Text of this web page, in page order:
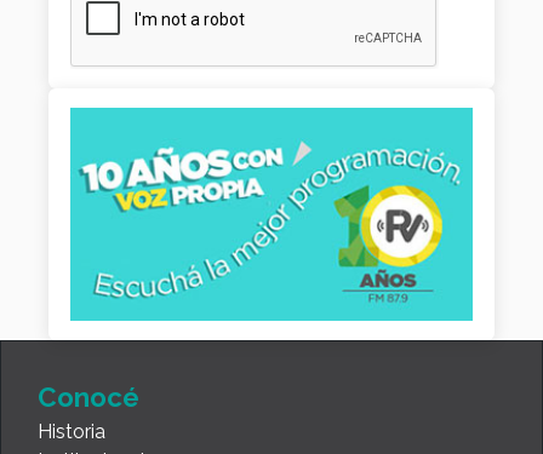
Conocé
Historia